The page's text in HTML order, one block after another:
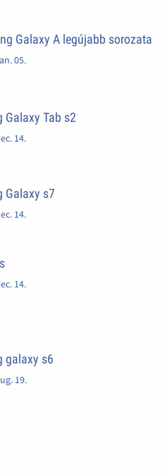
Galaxy A legújabb sorozata
05.
Galaxy Tab s2
14.
Galaxy s7
14.
14.
galaxy s6
19.